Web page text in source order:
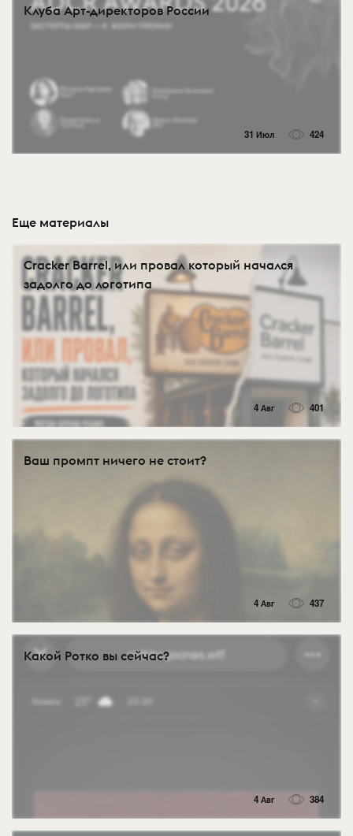
Клуба Арт-директоров России
31 Июл 424
Еще материалы
Cracker Barrel, или провал который начался
задолго до логотипа
4 Авг 401
Ваш промпт ничего не стоит?
4 Авг 437
Какой Ротко вы сейчас?
4 Авг 384